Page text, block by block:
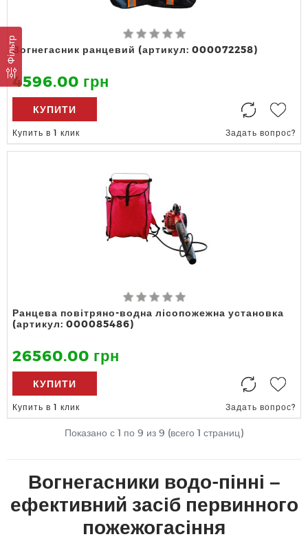
ФільтрВогнегасник ранцевий (артикул: 000072258)
4596.00 грн
КУПИТИ
Купить в 1 клик Задать вопрос?
Ранцева повітряно-водна лісопожежна установка
(артикул: 000085486)
26560.00 грн
КУПИТИ
Купить в 1 клик Задать вопрос?
Показано с 1 по 9 из 9 (всего 1 страниц)
Вогнегасники водо-пінні –
ефективний засіб первинного
пожежогасіння